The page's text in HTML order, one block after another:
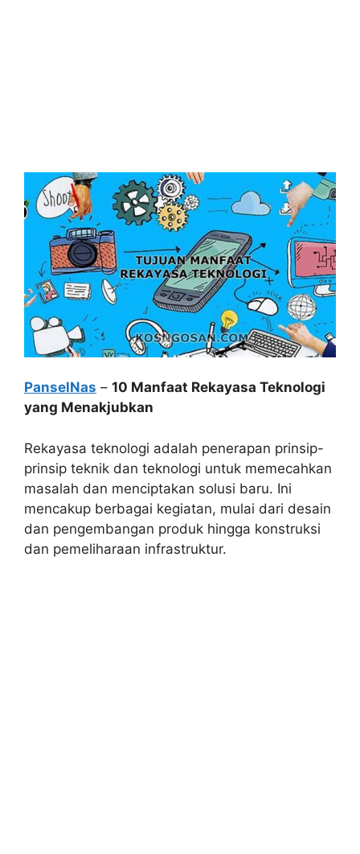
PanselNas – 10 Manfaat Rekayasa Teknologi
yang Menakjubkan
Rekayasa teknologi adalah penerapan prinsip-
prinsip teknik dan teknologi untuk memecahkan
masalah dan menciptakan solusi baru. Ini
mencakup berbagai kegiatan, mulai dari desain
dan pengembangan produk hingga konstruksi
dan pemeliharaan infrastruktur.